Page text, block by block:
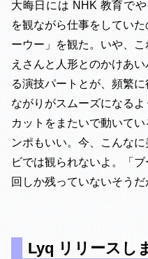
大晦日には NHK 教育で
を観ながら仕事をしてい
ーウー」を観た。いや、
えさんと人形とのかけあ
る演技パートとが、頻繁
ながりがスムーズになる
カットをまたいで動いて
ンポもいい。今、こんな
ビでは観られないよ。「
回しか残っていないそうだ
Lyq リリースし